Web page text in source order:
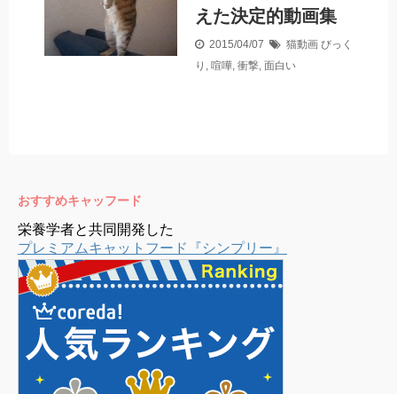
えた決定的動画集
2015/04/07 猫動画 びっく
り , 喧嘩, 衝撃, 面白い
おすすめキャッフード
栄養学者と共同開発した
プレミアムキャットフード『シンプリー』